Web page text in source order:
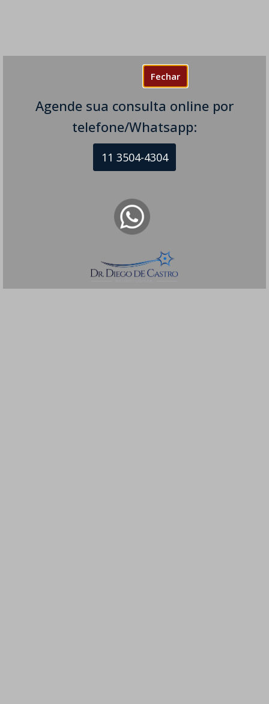
Fechar
Agende sua consulta online por
telefone/Whatsapp:
11 3504-4304